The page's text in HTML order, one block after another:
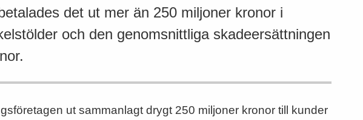
det ut mer än 250 miljoner kronor i
och den genomsnittliga skadeersättningen
ut sammanlagt drygt 250 miljoner kronor till kunder